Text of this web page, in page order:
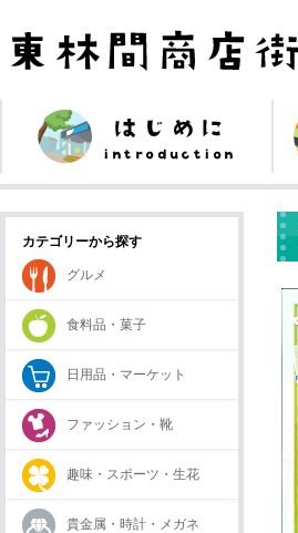
カテゴリーから探す
グルメ
食料品・菓子
日用品・マーケット
ファッション・靴
趣味・スポーツ・生花
貴金属・時計・メガネ